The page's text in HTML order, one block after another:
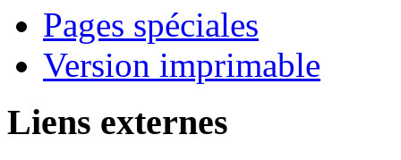
Pages spéciales
Version imprimable
Liens externes